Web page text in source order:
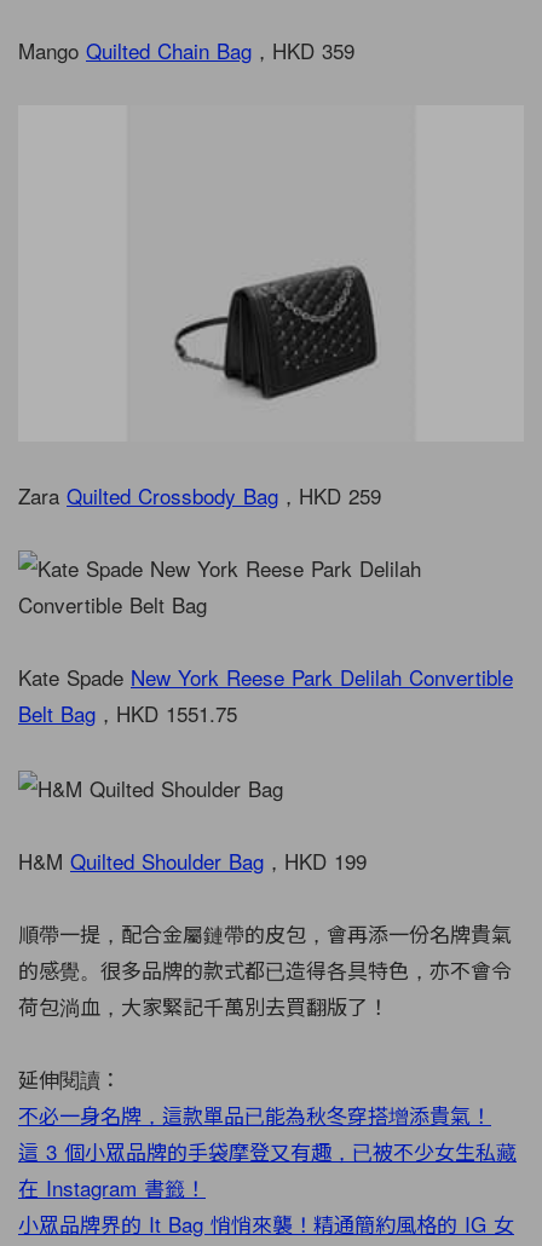
Mango Quilted Chain Bag ，HKD 359
Zara Quilted Crossbody Bag ，HKD 259
Kate Spade New York Reese Park Delilah Convertible
Belt Bag ，HKD 1551.75
H&M Quilted Shoulder Bag ，HKD 199
順帶一提，配合金屬鏈帶的皮包，會再添一份名牌貴氣
的感覺。很多品牌的款式都已造得各具特色，亦不會令
荷包淌血，大家緊記千萬別去買翻版了！
延伸閱讀：
不必一身名牌，這款單品已能為秋冬穿搭增添貴氣！
這 3 個小眾品牌的手袋摩登又有趣，已被不少女生私藏
在 Instagram 書籤！
小眾品牌界的 It Bag 悄悄來襲！精通簡約風格的 IG 女